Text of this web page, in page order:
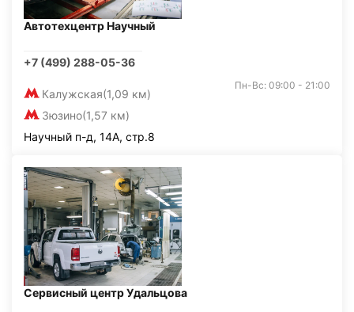
Автотехцентр Научный
+7 (499) 288-05-36
Калужская(1,09 км)
Зюзино(1,57 км)
Пн-Вс: 09:00 - 21:00
Научный п-д, 14А, стр.8
Сервисный центр Удальцова